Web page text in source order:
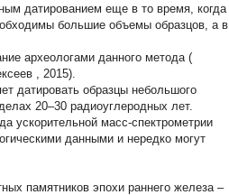
датированием еще в то время, когда
большие объемы образцов, а в
археологами данного метода (
, 2015).
датировать образцы небольшого
20–30 радиоуглеродных лет.
ускорительной масс-спектрометрии
данными и нередко могут
памятников эпохи раннего железа –